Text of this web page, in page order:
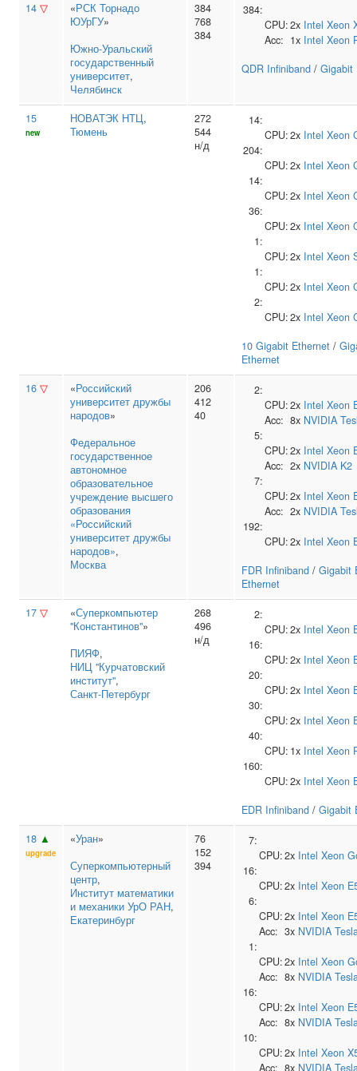
14 ▽ «РСК Торнадо
ЮУрГУ»
Южно‑Уральский
государственный
университет,
Челябинск
384
768
384
384:
CPU:2x Intel Xeon
Acc: 1x Intel Xeon
QDR Infiniband / Gigabit
15
new
НОВАТЭК НТЦ,
Тюмень
272
544
н/д
14:
CPU:2x Intel Xeon
204:
CPU:2x Intel Xeon
14:
CPU:2x Intel Xeon
36:
CPU:2x Intel Xeon
1:
CPU:2x Intel Xeon
1:
CPU:2x Intel Xeon
2:
CPU:2x Intel Xeon
10 Gigabit Ethernet /
Ethernet
16 ▽ «Российский
университет дружбы
народов»
Федеральное
государственное
автономное
образовательное
учреждение высшего
образования
«Российский
университет дружбы
народов»,
Москва
206
412
40
2:
CPU:2x Intel Xeon
Acc: 8x NVIDIA
5:
CPU:2x Intel Xeon
Acc: 2x NVIDIA K2
7:
CPU:2x Intel Xeon
Acc: 2x NVIDIA
192:
CPU:2x Intel Xeon
FDR Infiniband / Gigabit
Ethernet
17 ▽ «Суперкомпьютер
"Константинов"»
ПИЯФ,
НИЦ "Курчатовский
институт",
Санкт-Петербург
268
496
н/д
2:
CPU:2x Intel Xeon
16:
CPU:2x Intel Xeon
20:
CPU:2x Intel Xeon
30:
CPU:2x Intel Xeon
40:
CPU: 1x Intel Xeon
160:
CPU:2x Intel Xeon
EDR Infiniband / Gigabit
18 ▲
upgrade
«Уран»
Суперкомпьютерный
центр,
Институт математики
и механики УрО РАН,
Екатеринбург
76
152
394
7:
CPU:2x Intel Xeon
16:
CPU:2x Intel Xeon
6:
CPU:2x Intel Xeon
Acc: 3x NVIDIA
1:
CPU:2x Intel Xeon
Acc: 8x NVIDIA
16:
CPU:2x Intel Xeon
Acc: 8x NVIDIA
10:
CPU:2x Intel Xeon
Acc: 8x NVIDIA